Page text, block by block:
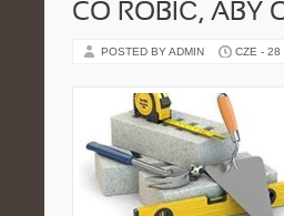
CO ROBIĆ, ABY
POSTED BY ADMIN CZE - 28